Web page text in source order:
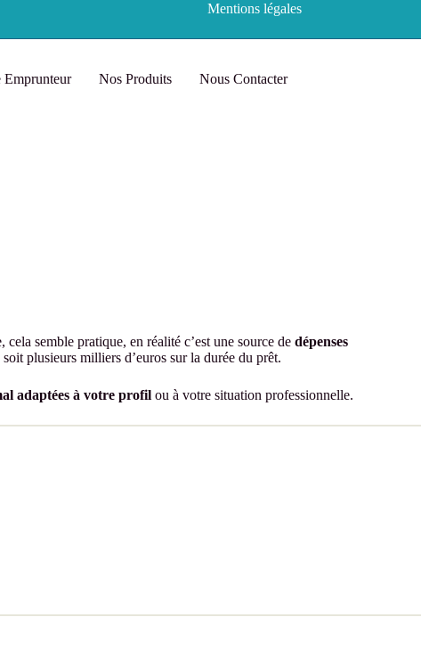
Mentions légales
Emprunteur Nos Produits Nous Contacter
cela semble pratique, en réalité c’est une source de dépenses
soit plusieurs milliers d’euros sur la durée du prêt.
adaptées à votre profil ou à votre situation professionnelle.